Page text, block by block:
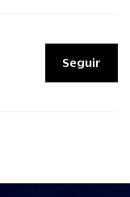
Seguir